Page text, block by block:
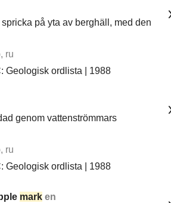
på yta av berghäll, med den
ru
Geologisk ordlista | 1988
genom vattenströmmars
ru
Geologisk ordlista | 1988
mark en